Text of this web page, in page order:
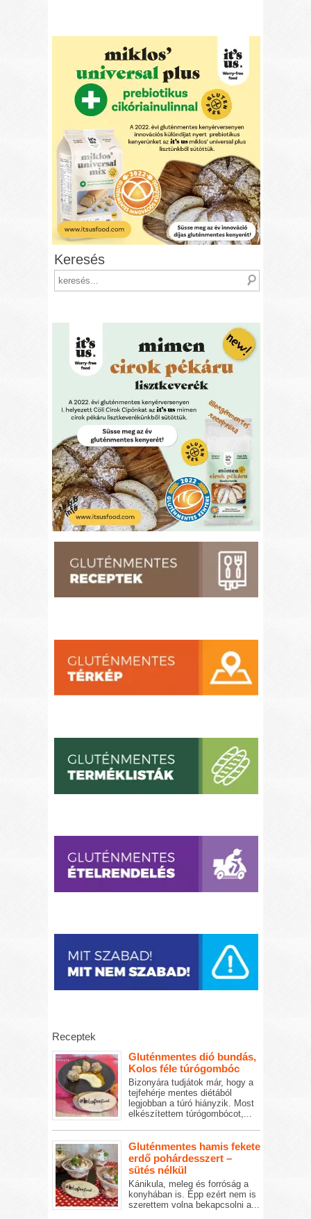
Keresés
Receptek
Gluténmentes dió bundás,
Kolos féle túrógombóc
Bizonyára tudjátok már, hogy a
tejfehérje mentes diétából
legjobban a túró hiányzik. Most
elkészítettem túrógombócot,...
Gluténmentes hamis fekete
erdő pohárdesszert –
sütés nélkül
Kánikula, meleg és forróság a
konyhában is. Épp ezért nem is
szerettem volna bekapcsolni a...